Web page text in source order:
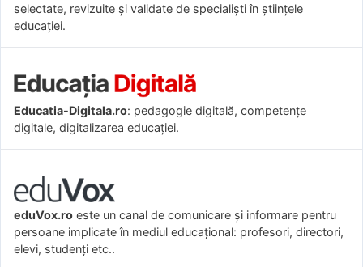
selectate, revizuite și validate de specialiști în științele
educației.
Educatia-Digitala.ro: pedagogie digitală, competențe
digitale, digitalizarea educației.
eduVox.ro este un canal de comunicare și informare pentru
persoane implicate în mediul educațional: profesori, directori,
elevi, studenți etc..